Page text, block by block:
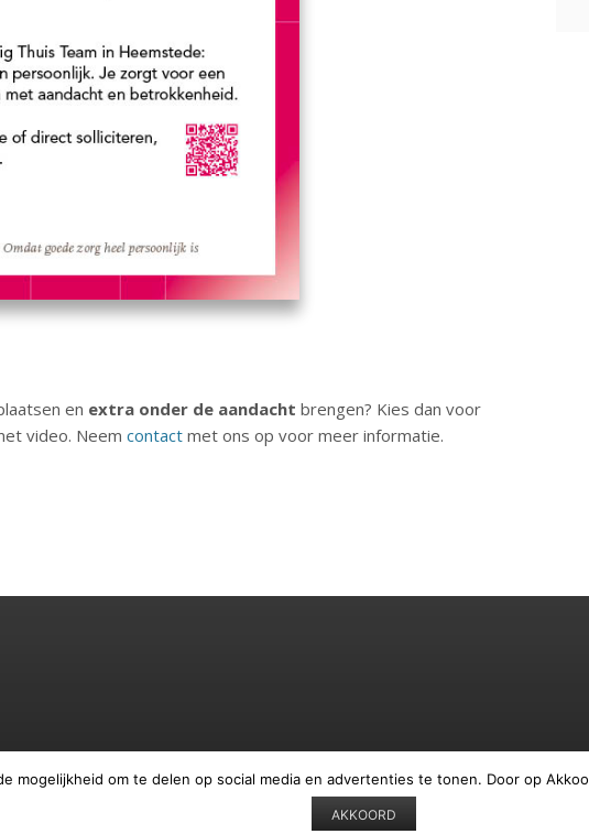
en extra onder de aandacht brengen? Kies dan voor
video. Neemcontact met ons op voor meer informatie.
mogelijkheid om te delen op social media en advertenties te tonen. Door op
AKKOORD